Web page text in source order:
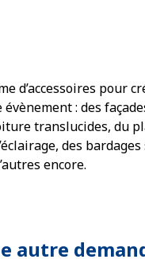
d’accessoires pour
: des
translucides, du
des
encore.
autre